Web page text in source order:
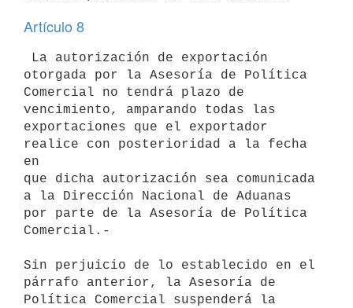
Artículo 8
otorgada por la Asesoría de Política
Comercial no tendrá plazo de
vencimiento, amparando todas las
exportaciones que el exportador
realice con posterioridad a la fecha
en
que dicha autorización sea comunicada
a la Dirección Nacional de Aduanas
por parte de la Asesoría de Política
Comercial.-
Sin perjuicio de lo establecido en el
párrafo anterior, la Asesoría de
Política Comercial suspenderá la